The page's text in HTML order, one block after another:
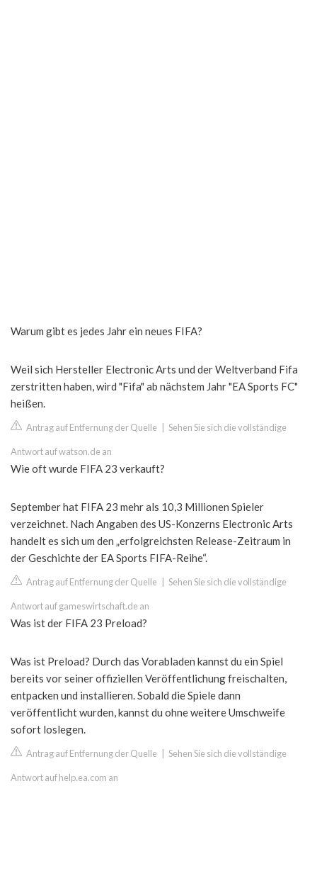
Warum gibt es jedes Jahr ein neues FIFA?
Weil sich Hersteller Electronic Arts und der Weltverband Fifa
zerstritten haben, wird "Fifa" ab nächstem Jahr "EA Sports FC"
heißen.
Antrag auf Entfernung der Quelle Sehen Sie sich die vollständige
Antwort auf watson.de an
Wie oft wurde FIFA 23 verkauft?
September hat FIFA 23 mehr als 10,3 Millionen Spieler
verzeichnet. Nach Angaben des US-Konzerns Electronic Arts
handelt es sich um den „erfolgreichsten Release-Zeitraum in
der Geschichte der EA Sports FIFA-Reihe“.
Antrag auf Entfernung der Quelle Sehen Sie sich die vollständige
Antwort auf gameswirtschaft.de an
Was ist der FIFA 23 Preload?
Was ist Preload? Durch das Vorabladen kannst du ein Spiel
bereits vor seiner offiziellen Veröffentlichung freischalten,
entpacken und installieren. Sobald die Spiele dann
veröffentlicht wurden, kannst du ohne weitere Umschweife
sofort loslegen.
Antrag auf Entfernung der Quelle Sehen Sie sich die vollständige
Antwort auf help.ea.com an